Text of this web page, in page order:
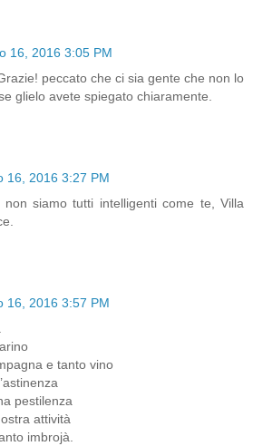
16, 2016 3:05 PM
peccato che ci sia gente che non lo
glielo avete spiegato chiaramente.
16, 2016 3:27 PM
siamo tutti intelligenti come te, Villa
16, 2016 3:57 PM
e tanto vino
pestilenza
attività
imbrojà.